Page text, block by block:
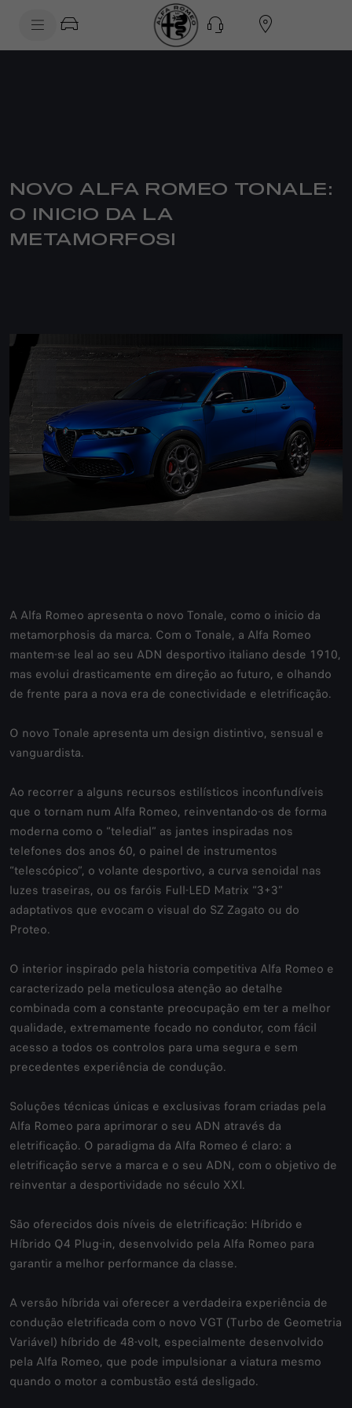
NOVO ALFA ROMEO TONALE:
O INICIO DA LA
METAMORFOSI
A Alfa Romeo apresenta o novo Tonale, como o inicio da
metamorphosis da marca. Com o Tonale, a Alfa Romeo
mantem-se leal ao seu ADN desportivo italiano desde 1910,
mas evolui drasticamente em direção ao futuro, e olhando
de frente para a nova era de conectividade e eletrificação.
O novo Tonale apresenta um design distintivo, sensual e
vanguardista.
Ao recorrer a alguns recursos estilísticos inconfundíveis
que o tornam num Alfa Romeo, reinventando-os de forma
moderna como o “teledial” as jantes inspiradas nos
telefones dos anos 60, o painel de instrumentos
“telescópico”, o volante desportivo, a curva senoidal nas
luzes traseiras, ou os faróis Full-LED Matrix “3+3”
adaptativos que evocam o visual do SZ Zagato ou do
Proteo.
O interior inspirado pela historia competitiva Alfa Romeo e
caracterizado pela meticulosa atenção ao detalhe
combinada com a constante preocupação em ter a melhor
qualidade, extremamente focado no condutor, com fácil
acesso a todos os controlos para uma segura e sem
precedentes experiência de condução.
Soluções técnicas únicas e exclusivas foram criadas pela
Alfa Romeo para aprimorar o seu ADN através da
eletrificação. O paradigma da Alfa Romeo é claro: a
eletrificação serve a marca e o seu ADN, com o objetivo de
reinventar a desportividade no século XXI.
São oferecidos dois níveis de eletrificação: Híbrido e
Híbrido Q4 Plug-in, desenvolvido pela Alfa Romeo para
garantir a melhor performance da classe.
A versão híbrida vai oferecer a verdadeira experiência de
condução eletrificada com o novo VGT (Turbo de Geometria
Variável) híbrido de 48-volt, especialmente desenvolvido
pela Alfa Romeo, que pode impulsionar a viatura mesmo
quando o motor a combustão está desligado.